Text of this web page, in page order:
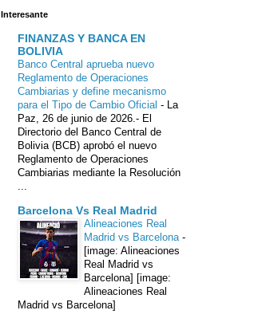
Interesante
FINANZAS Y BANCA EN
BOLIVIA
Banco Central aprueba nuevo
Reglamento de Operaciones
Cambiarias y define mecanismo
para el Tipo de Cambio Oficial - La
Paz, 26 de junio de 2026.- El
Directorio del Banco Central de
Bolivia (BCB) aprobó el nuevo
Reglamento de Operaciones
Cambiarias mediante la Resolución
...
Barcelona Vs Real Madrid
Alineaciones Real
Madrid vs Barcelona -
[image: Alineaciones
Real Madrid vs
Barcelona] [image:
Alineaciones Real
Madrid vs Barcelona]